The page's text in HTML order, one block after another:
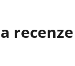
recenze